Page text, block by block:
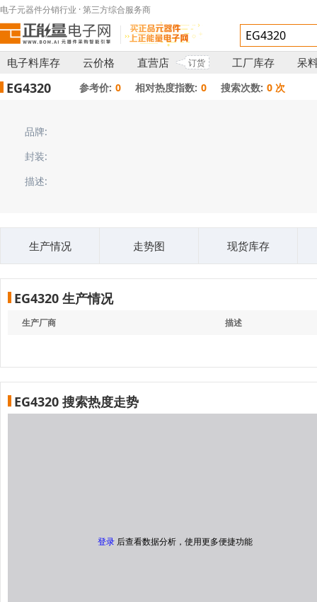
电子元器件分销行业 · 第三方综合服务商
电子料库存 云价格 直营店 订货 工厂库存 呆
EG4320 参考价: 0 相对热度指数: 0 搜索次数: 0 次
品牌:
封装:
描述:
生产情况 走势图 现货库存
EG4320 生产情况
生产厂商 描述
EG4320 搜索热度走势
登录 后查看数据分析，使用更多便捷功能